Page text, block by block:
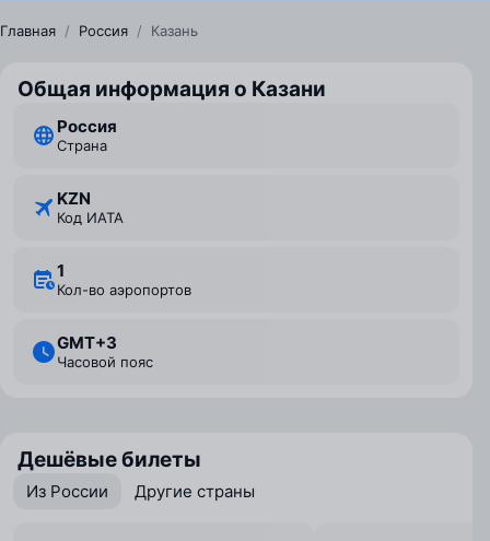
Главная / Россия / Казань
Общая информация о Казани
Россия
Страна
KZN
Код ИАТА
1
Кол-во аэропортов
GMT+3
Часовой пояс
Дешёвые билеты
Из России Другие страны